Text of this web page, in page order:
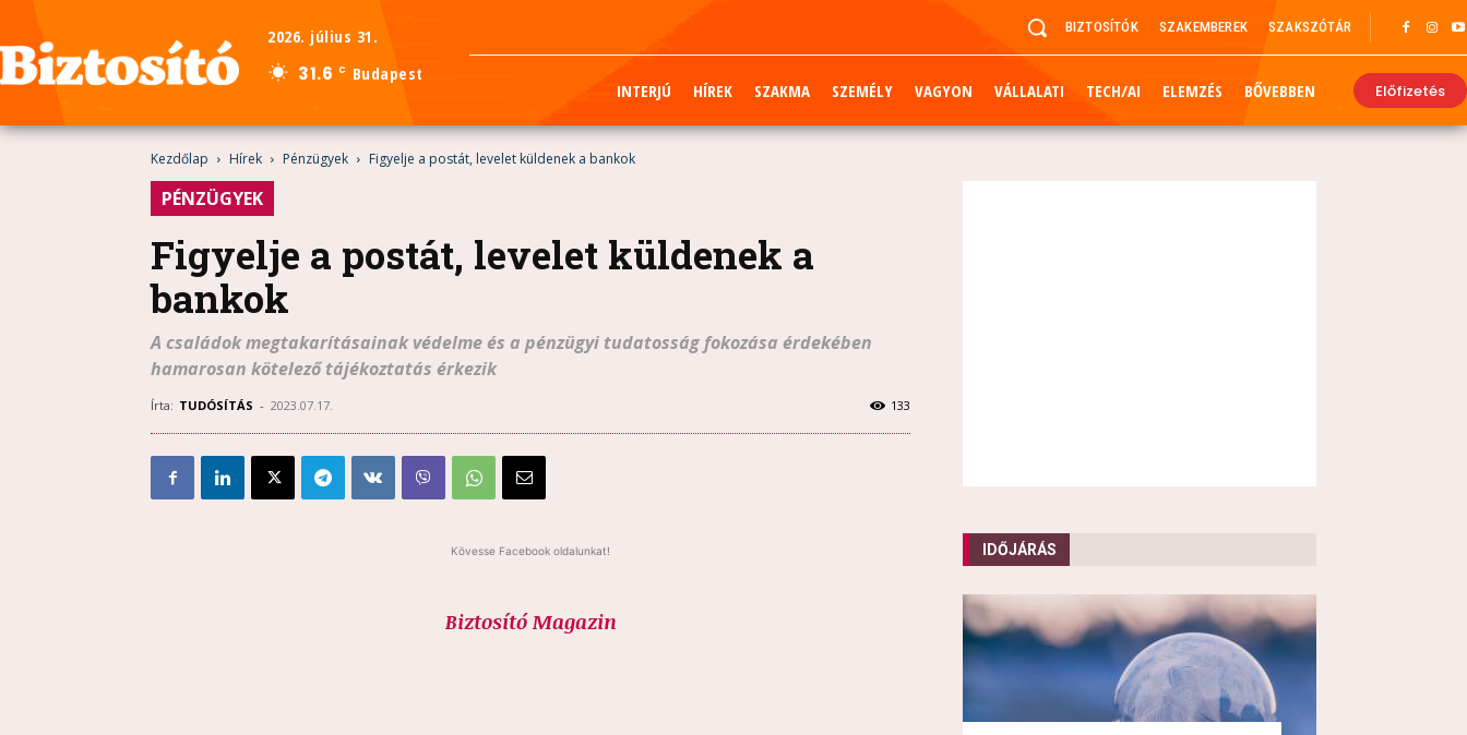
2026. július 31.
31.6 C Budapest
BIZTOSÍTÓK SZAKEMBEREK SZAKSZÓTÁR
INTERJÚ HÍREK SZAKMA SZEMÉLY VAGYON VÁLLALATI TECH/AI ELEMZÉS BŐVEBBEN Előfizetés
Kezdőlap Hírek Pénzügyek Figyelje a postát, levelet küldenek a bankok
PÉNZÜGYEK
Figyelje a postát, levelet küldenek a
bankok
A családok megtakarításainak védelme és a pénzügyi tudatosság fokozása érdekében
hamarosan kötelező tájékoztatás érkezik
Írta: TUDÓSÍTÁS - 2023.07.17. 133
Kövesse Facebook oldalunkat!
Biztosító Magazin
IDŐJÁRÁS